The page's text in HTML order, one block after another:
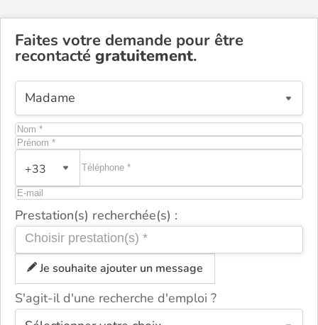
Faites votre demande pour être
recontacté gratuitement.
+33
Prestation(s) recherchée(s) :
Je souhaite ajouter un message
S'agit-il d'une recherche d'emploi ?
ou